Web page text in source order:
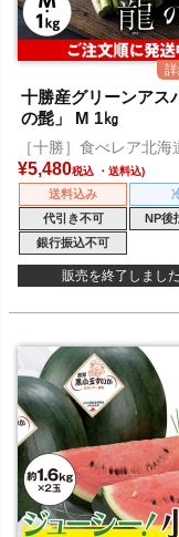
十勝産グリーンアス
の髭」 M 1㎏
［十勝］食べレア北海
¥5,480税込
送料込み
代引き不可
NP後
銀行振込不可
販売を終了しました